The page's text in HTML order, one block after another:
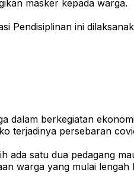
masker kepada warga.
Pendisiplinan ini
dalam berkegiatan
terjadinya persebaran
ada satu dua pedagang
warga yang mulai